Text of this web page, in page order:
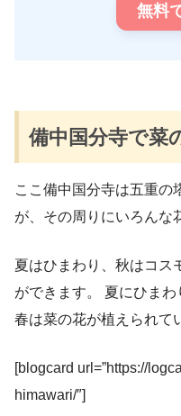
無料
備中国分寺で菜
ここ備中国分寺は五重の
が、その周りにいろんな
夏はひまわり、秋はコス
ができます。 夏にひまわ
春は菜の花が植えられて
[blogcard url=”https://
himawari/″]